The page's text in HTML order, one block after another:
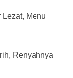
Lezat, Menu
Renyahnya